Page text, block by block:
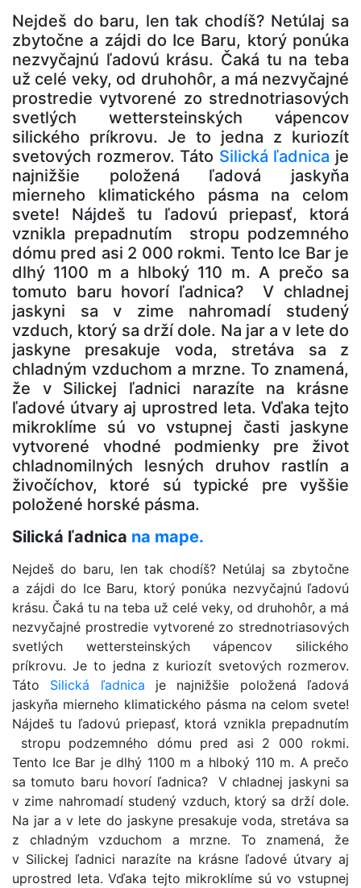
Nejdeš do baru, len tak chodíš? Netúlaj sa
zbytočne a zájdi do Ice Baru, ktorý ponúka
nezvyčajnú ľadovú krásu. Čaká tu na teba
už celé veky, od druhohôr, a má nezvyčajné
prostredie vytvorené zo strednotriasových
svetlých wettersteinských vápencov
silického príkrovu. Je to jedna z kuriozít
svetových rozmerov. Táto Silická ľadnica je
najnižšie položená ľadová jaskyňa
mierneho klimatického pásma na celom
svete! Nájdeš tu ľadovú priepasť, ktorá
vznikla prepadnutím stropu podzemného
dómu pred asi 2 000 rokmi. Tento Ice Bar je
dlhý 1100 m a hlboký 110 m. A prečo sa
tomuto baru hovorí ľadnica? V chladnej
jaskyni sa v zime nahromadí studený
vzduch, ktorý sa drží dole. Na jar a v lete do
jaskyne presakuje voda, stretáva sa z
chladným vzduchom a mrzne. To znamená,
že v Silickej ľadnici narazíte na krásne
ľadové útvary aj uprostred leta. Vďaka tejto
mikroklíme sú vo vstupnej časti jaskyne
vytvorené vhodné podmienky pre život
chladnomilných lesných druhov rastlín a
živočíchov, ktoré sú typické pre vyššie
položené horské pásma.
Silická ľadnica na mape.
Nejdeš do baru, len tak chodíš? Netúlaj sa zbytočne
a zájdi do Ice Baru, ktorý ponúka nezvyčajnú ľadovú
krásu. Čaká tu na teba už celé veky, od druhohôr, a má
nezvyčajné prostredie vytvorené zo strednotriasových
svetlých wettersteinských vápencov silického
príkrovu. Je to jedna z kuriozít svetových rozmerov.
Táto Silická ľadnica je najnižšie položená ľadová
jaskyňa mierneho klimatického pásma na celom svete!
Nájdeš tu ľadovú priepasť, ktorá vznikla prepadnutím
stropu podzemného dómu pred asi 2 000 rokmi.
Tento Ice Bar je dlhý 1100 m a hlboký 110 m. A prečo
sa tomuto baru hovorí ľadnica? V chladnej jaskyni sa
v zime nahromadí studený vzduch, ktorý sa drží dole.
Na jar a v lete do jaskyne presakuje voda, stretáva sa
z chladným vzduchom a mrzne. To znamená, že
v Silickej ľadnici narazíte na krásne ľadové útvary aj
uprostred leta. Vďaka tejto mikroklíme sú vo vstupnej